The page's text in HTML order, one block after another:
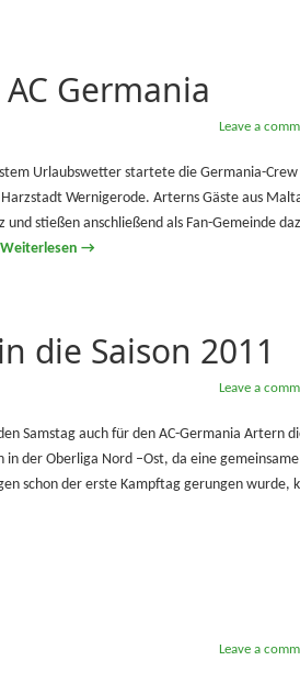
Germania
Leave a
Urlaubswetter startete die Germania-
Wernigerode. Arterns Gäste aus
stießen anschließend als Fan-Gemeinde
Weiterlesen →
die Saison 2011
Leave a
Samstag auch für den AC-Germania Artern
der Oberliga Nord –Ost, da eine gemeinsame
schon der erste Kampftag gerungen wurde,
Leave a